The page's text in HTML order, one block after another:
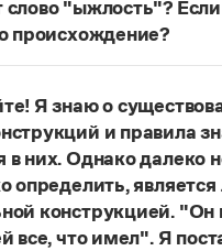
языка как
орфографии и пунктуации
теоретический курс
в русском языке
русских имён
русской орфографии и
слово "ыжлость"?
происхождение?
и не
Я знаю о
и правила
в них. Однако далеко
определить, является
конструкцией. "Он
все, что имел". Я